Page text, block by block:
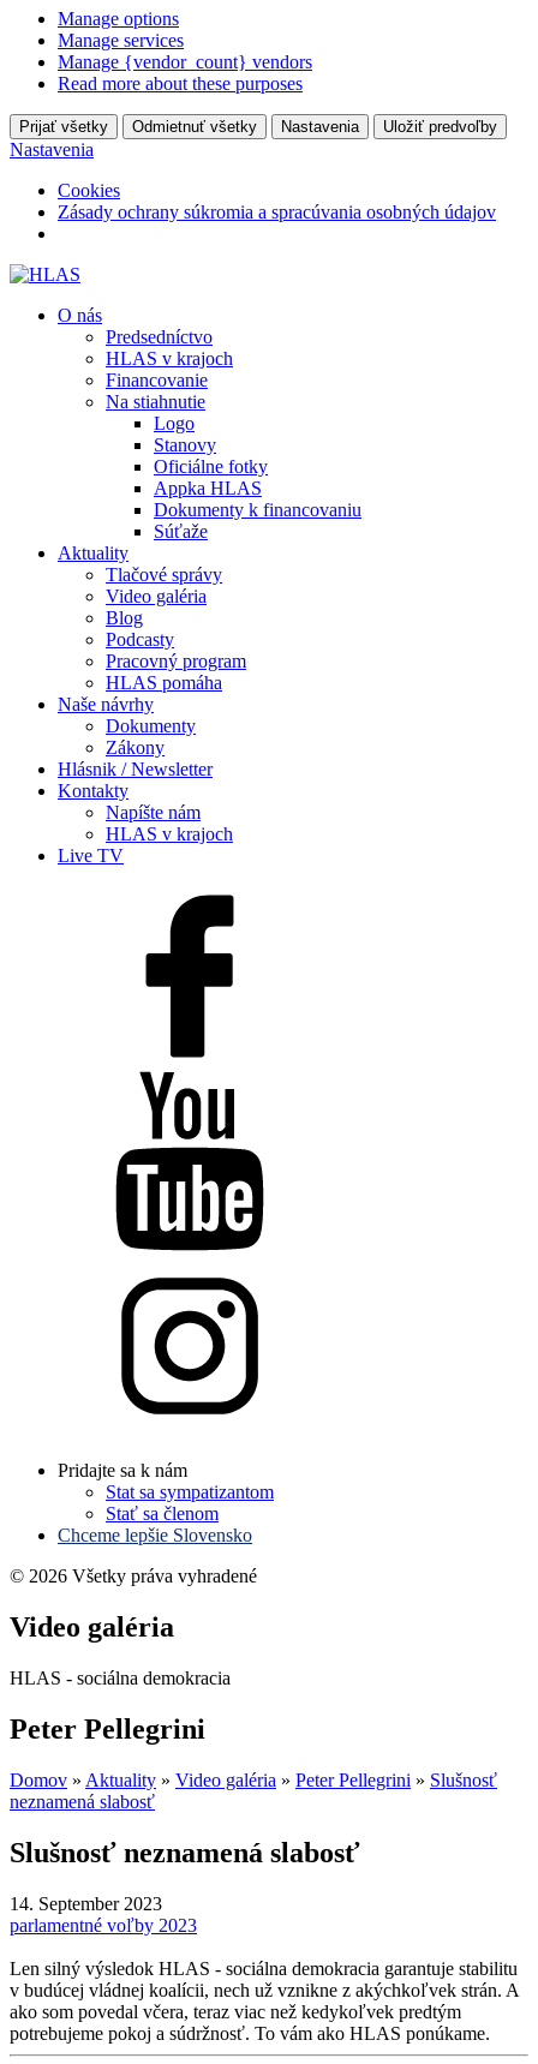
Manage options
Manage services
Manage {vendor_count} vendors
Read more about these purposes
Prijať všetky Odmietnuť všetky Nastavenia Uložiť predvoľby
Nastavenia
Cookies
Zásady ochrany súkromia a spracúvania osobných údajov
O nás
Predsedníctvo
HLAS v krajoch
Financovanie
Na stiahnutie
Logo
Stanovy
Oficiálne fotky
Appka HLAS
Dokumenty k financovaniu
Súťaže
Aktuality
Tlačové správy
Video galéria
Blog
Podcasty
Pracovný program
HLAS pomáha
Naše návrhy
Dokumenty
Zákony
Hlásnik / Newsletter
Kontakty
Napíšte nám
HLAS v krajoch
Live TV
Pridajte sa k nám
Stat sa sympatizantom
Stať sa členom
Chceme lepšie Slovensko
© 2026 Všetky práva vyhradené
Video galéria
HLAS - sociálna demokracia
Peter Pellegrini
Domov » Aktuality » Video galéria » Peter Pellegrini » Slušnosť
neznamená slabosť
Slušnosť neznamená slabosť
14. September 2023
parlamentné voľby 2023
Len silný výsledok HLAS - sociálna demokracia garantuje stabilitu
v budúcej vládnej koalícii, nech už vznikne z akýchkoľvek strán. A
ako som povedal včera, teraz viac než kedykoľvek predtým
potrebujeme pokoj a súdržnosť. To vám ako HLAS ponúkame.